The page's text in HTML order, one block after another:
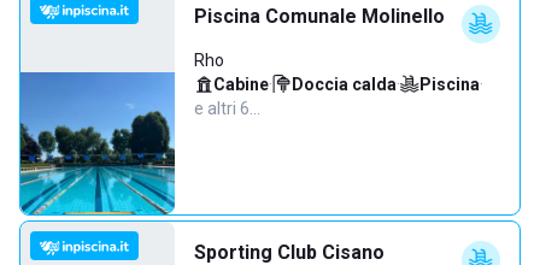
Piscina Comunale Molinello
Rho
Cabine· Doccia calda· Piscina·
e altri 6…
Sporting Club Cisano